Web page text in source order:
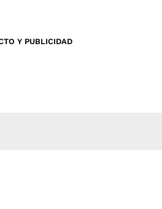
Y PUBLICIDAD